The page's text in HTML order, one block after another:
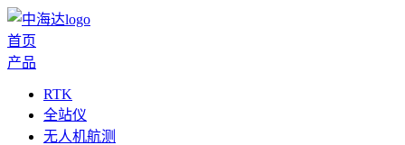
首页
产品
RTK
全站仪
无人机航测